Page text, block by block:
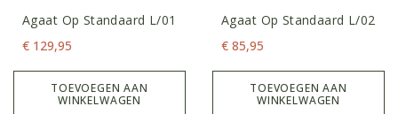
Agaat Op Standaard L/01
€ 129,95
TOEVOEGEN AAN
WINKELWAGEN
Agaat Op Standaard L/02
€ 85,95
TOEVOEGEN AAN
WINKELWAGEN